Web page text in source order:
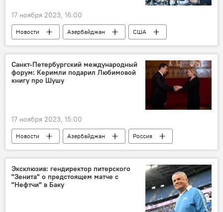
17 ноября 2023, 16:00
Новости Азербайджан
США
Политика
Ходжалинский геноцид
Самед Сеидов
Милли Меджлис
Карабах
Конгресс США
Санкт-Петербургский международный
форум: Керимли подарил Любимовой
книгу про Шушу
17 ноября 2023, 15:00
Новости Азербайджан
Россия
Культура
министр культуры Азербайджана Адиль Керимли
Санкт-Петербург
Шуша
Министерство культуры РФ
Эксклюзив: гендиректор питерского
"Зенита" о предстоящем матче с
"Нефтчи" в Баку